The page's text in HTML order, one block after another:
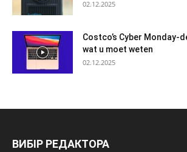
02.12.2025
Costco’s Cyber Monday-
wat u moet weten
02.12.2025
ВИБІР РЕДАКТОРА